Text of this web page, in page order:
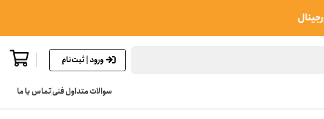
ورود | ثبت‌نام
سوالات متداول فنیتماس با ما